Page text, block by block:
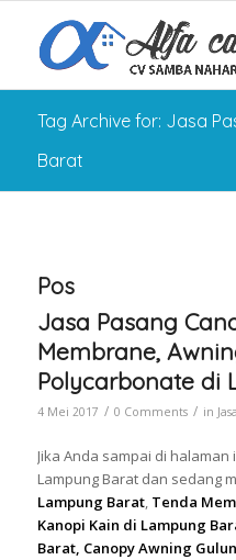
Tag Archive for: Jasa
Barat
Pos
Jasa Pasang
Membrane,
Polycarbonate di
4 Mei 2017 / 0 Comments / in
Jika Anda sampai di
Lampung Barat dan sedang
Lampung Barat, Tenda
Kanopi Kain di Lampung
Barat, Canopy Awning